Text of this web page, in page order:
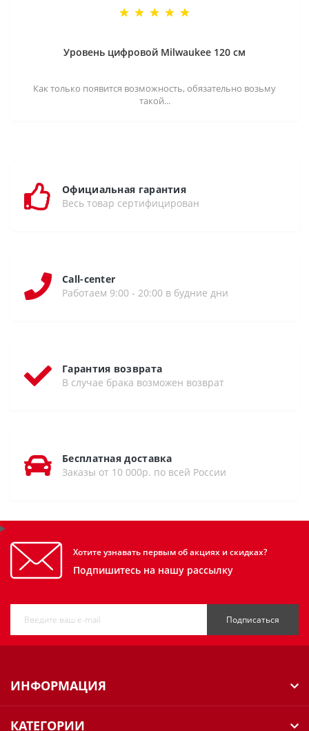
Уровень цифровой Milwaukee 120 см
Как только появится возможность, обязательно возьму
такой...
Официальная гарантия
Весь товар сертифицирован
Call-center
Работаем 9:00 - 20:00 в будние дни
Гарантия возврата
В случае брака возможен возврат
Бесплатная доставка
Заказы от 10 000р. по всей России
Хотите узнавать первым об акциях и скидках?
Подпишитесь на нашу рассылку
Подписаться
ИНФОРМАЦИЯ
КАТЕГОРИИ